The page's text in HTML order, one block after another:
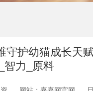
守护幼猫成长天
智力_原料